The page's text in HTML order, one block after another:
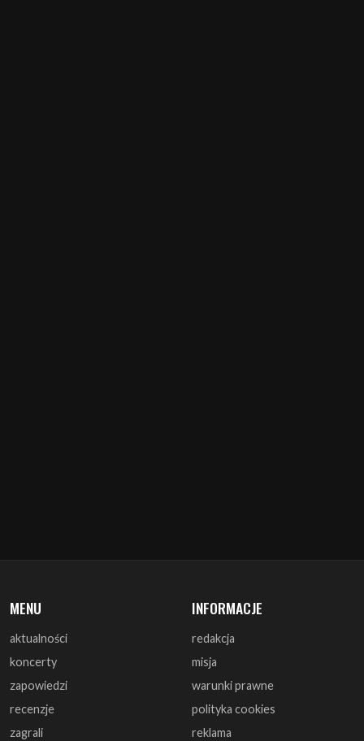
aktualności
zapowiedzi
recenzje
zagrali
monografie
artykuły
wywiady
redakcja
warunki prawne
polityka cookies
reklama
współpraca
kontakt